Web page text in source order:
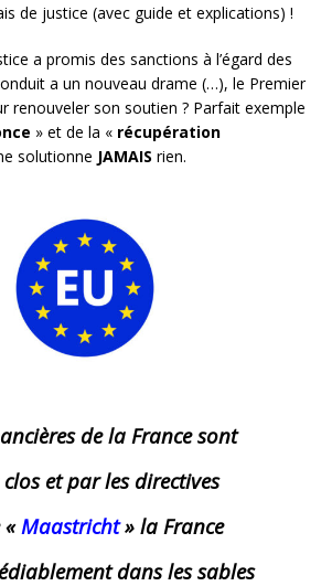
de justice (avec guide et explications) !
a promis des sanctions à l’égard des
a un nouveau drame (…), le Premier
renouveler son soutien ? Parfait exemple
» et de la « récupération
solutionne JAMAIS rien.
de la France sont
et par les directives
« Maastricht» la France
dans les sables